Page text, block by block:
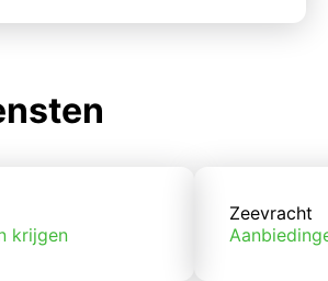
krijgen
Zeevracht